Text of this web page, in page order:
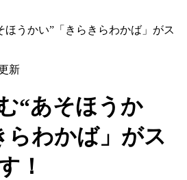
ほうかい”「きらきらわかば」がス
新
“あそほうか
らわかば」がス
！